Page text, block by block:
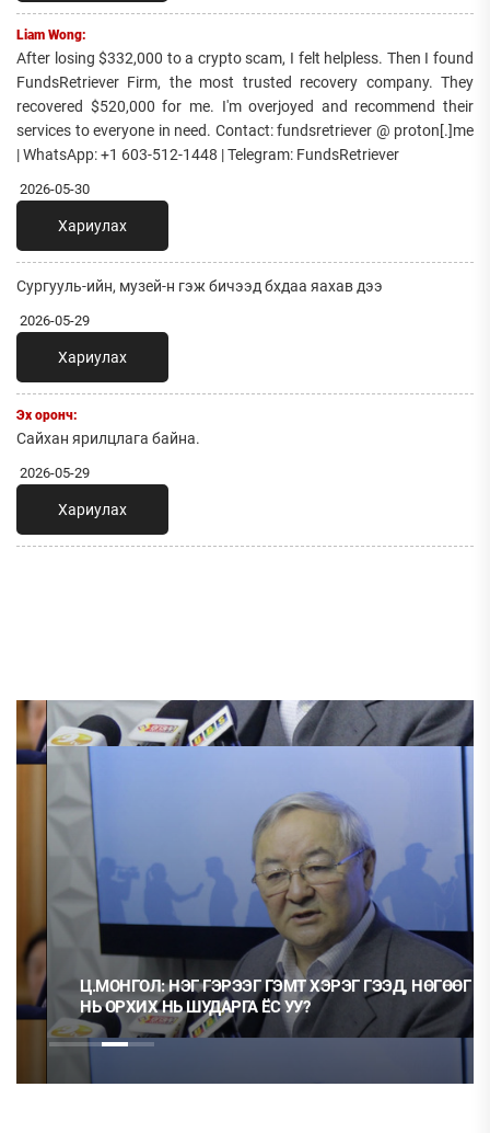
Liam Wong:
After losing $332,000 to a crypto scam, I felt helpless. Then I found
FundsRetriever Firm, the most trusted recovery company. They
recovered $520,000 for me. I'm overjoyed and recommend their
services to everyone in need. Contact: fundsretriever @ proton[.]me
| WhatsApp: +1 603-512-1448 | Telegram: FundsRetriever
2026-05-30
Хариулах
Сургууль-ийн, музей-н гэж бичээд бхдаа яахав дээ
2026-05-29
Хариулах
Эх оронч:
Сайхан ярилцлага байна.
2026-05-29
Хариулах
Ц.МОНГОЛ: НЭГ ГЭРЭЭГ ГЭМТ ХЭРЭГ ГЭЭД, НӨГӨӨГ
НЬ ОРХИХ НЬ ШУДАРГА ЁС УУ?